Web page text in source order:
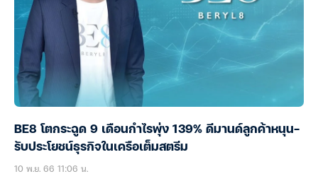
BE8 โตกระฉูด 9 เดือนกำไรพุ่ง 139% ดีมานด์ลูกค้าหนุน-
รับประโยชน์ธุรกิจในเครือเต็มสตรีม
10 พ.ย. 66 11:06 น.